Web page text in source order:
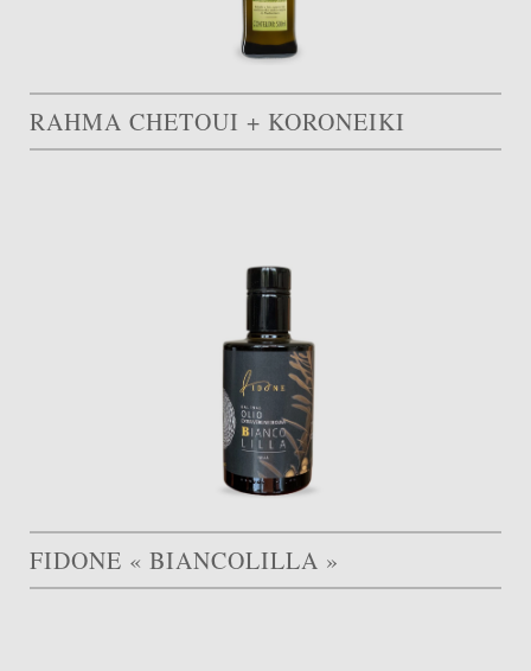
RAHMA CHETOUI + KORONEIKI
FIDONE « BIANCOLILLA »